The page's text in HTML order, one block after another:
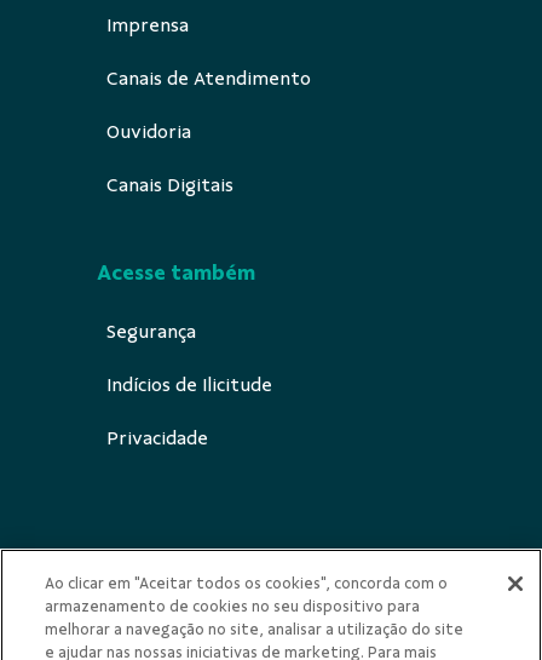
Imprensa
Canais de Atendimento
Ouvidoria
Canais Digitais
Acesse também
Segurança
Indícios de Ilicitude
Privacidade
Ao clicar em "Aceitar todos os cookies", concorda com o
armazenamento de cookies no seu dispositivo para
melhorar a navegação no site, analisar a utilização do site
e ajudar nas nossas iniciativas de marketing. Para mais